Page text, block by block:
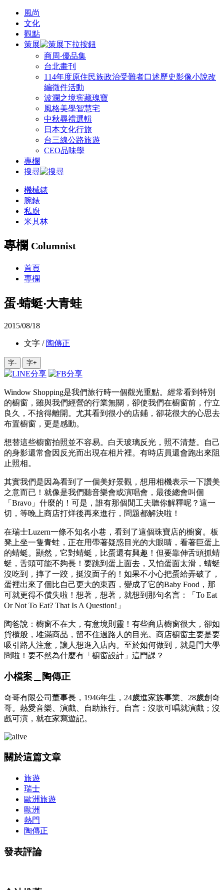
風尚
文化
觀點
策展
商周‧優品集
台北畫刊
114年度原住民族政治受難者口述歷史影像小說改
編徵件活動
波瀾之境窖藏瑰寶
風格美學智慧宅
中秋尋禮選輯
日本文化行旅
台三線公路旅遊
CEO品味學
專欄
搜尋
機械錶
腕錶
私廚
米其林
專欄 Columnist
首頁
專欄
蛋‧蜻蜓‧大青蛙
2015/08/18
文字 / 陶傳正
字- 字+
Window Shopping是我們旅行時一個觀光重點。經常看到特別
的櫥窗，雖與我們經營的行業無關，卻使我們在櫥窗前，佇立
良久，不捨得離開。尤其看到很小的店鋪，卻花很大的心思去
布置櫥窗，更是感動。
想替這些櫥窗拍照並不容易。白天玻璃反光，照不清楚。自己
的身影還常會因反光而出現在相片裡。有時店員還會跑出來阻
止照相。
其實我們是因為看到了一個美好景觀，想用相機表示一下讚美
之意而已！就像是我們聽音樂會或演唱會，最後總會叫個
「Bravo」什麼的！可是，誰有那個閒工夫聽你解釋呢？這一
切，等晚上商店打烊後再來進行，問題都解決啦！
在瑞士Luzern一條不知名小巷，看到了這個珠寶店的櫥窗。板
凳上坐一隻青蛙，正在用帶著疑惑目光的大眼睛，看著巨蛋上
的蜻蜓。顯然，它對蜻蜓，比蛋還有興趣！但要靠伸舌頭抓蜻
蜓，舌頭可能不夠長！要跳到蛋上面去，又怕蛋面太滑，蜻蜓
沒吃到，摔了一跤，挺沒面子的！如果不小心把蛋給弄破了，
蛋裡出來了個比自己更大的東西，變成了它的Baby Food，那
可就更得不償失啦！想著，想著，就想到那句名言：「To Eat
Or Not To Eat? That Is A Question!」
陶爸說：櫥窗不在大，有意境則靈！有些商店櫥窗很大，卻如
貨櫃般，堆滿商品，留不住過路人的目光。商店櫥窗主要是要
吸引路人注意，讓人想進入店內。至於如何做到，就是門大學
問啦！要不然為什麼有「櫥窗設計」這門課？
小檔案＿陶傳正
奇哥有限公司董事長，1946年生，24歲進家族事業、28歲創奇
哥。熱愛音樂、演戲、自助旅行。自言：沒歌可唱就演戲；沒
戲可演，就在家寫遊記。
關於這篇文章
旅遊
瑞士
歐洲旅遊
歐洲
熱門
陶傳正
發表評論